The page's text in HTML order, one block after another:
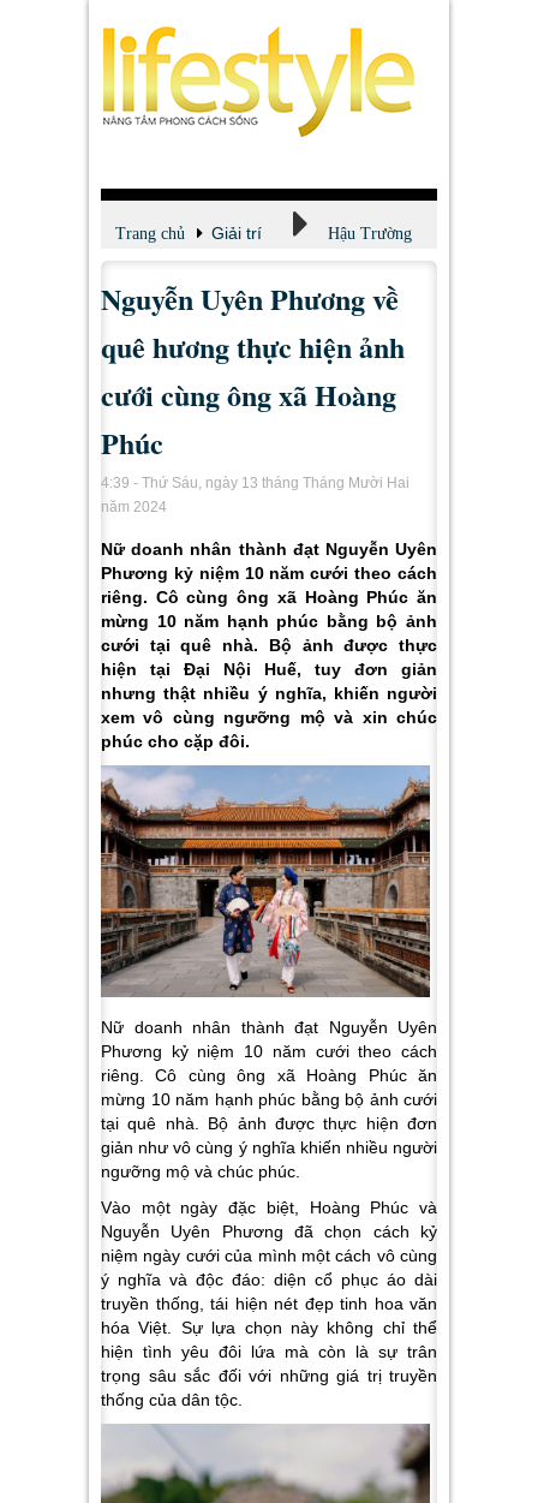
Trang chủ Giải trí Hậu Trường
Nguyễn Uyên Phương về
quê hương thực hiện ảnh
cưới cùng ông xã Hoàng
Phúc
4:39 - Thứ Sáu, ngày 13 tháng Tháng Mười Hai
năm 2024
Nữ doanh nhân thành đạt Nguyễn Uyên
Phương kỷ niệm 10 năm cưới theo cách
riêng. Cô cùng ông xã Hoàng Phúc ăn
mừng 10 năm hạnh phúc bằng bộ ảnh
cưới tại quê nhà. Bộ ảnh được thực
hiện tại Đại Nội Huế, tuy đơn giản
nhưng thật nhiều ý nghĩa, khiến người
xem vô cùng ngưỡng mộ và xin chúc
phúc cho cặp đôi.
Nữ doanh nhân thành đạt Nguyễn Uyên
Phương kỷ niệm 10 năm cưới theo cách
riêng. Cô cùng ông xã Hoàng Phúc ăn
mừng 10 năm hạnh phúc bằng bộ ảnh cưới
tại quê nhà. Bộ ảnh được thực hiện đơn
giản như vô cùng ý nghĩa khiến nhiều người
ngưỡng mộ và chúc phúc.
Vào một ngày đặc biệt, Hoàng Phúc và
Nguyễn Uyên Phương đã chọn cách kỷ
niệm ngày cưới của mình một cách vô cùng
ý nghĩa và độc đáo: diện cổ phục áo dài
truyền thống, tái hiện nét đẹp tinh hoa văn
hóa Việt. Sự lựa chọn này không chỉ thể
hiện tình yêu đôi lứa mà còn là sự trân
trọng sâu sắc đối với những giá trị truyền
thống của dân tộc.